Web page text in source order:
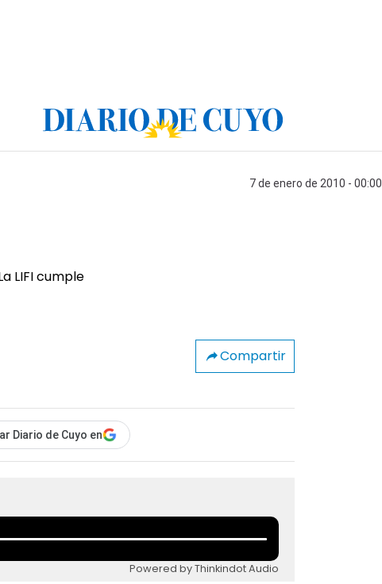
7 de enero de 2010 - 00:00
Compartir
Diario de Cuyo en
Powered by Thinkindot Audio